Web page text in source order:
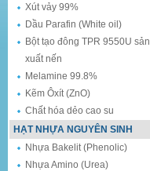
Xút vảy 99%
Dầu Parafin (White oil)
Bột tạo đông TPR 9550U sản
xuất nến
Melamine 99.8%
Kẽm Ôxít (ZnO)
Chất hóa dẻo cao su
HẠT NHỰA NGUYÊN SINH
Nhựa Bakelit (Phenolic)
Nhựa Amino (Urea)